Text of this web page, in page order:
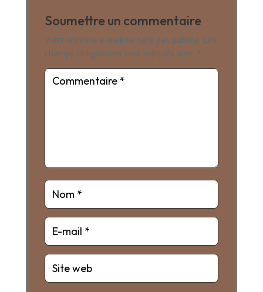
Soumettre un commentaire
Votre adresse e-mail ne sera pas publiée. Les
champs obligatoires sont indiqués avec *